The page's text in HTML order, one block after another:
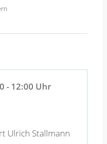
- 12:00 Uhr
Ulrich Stallmann